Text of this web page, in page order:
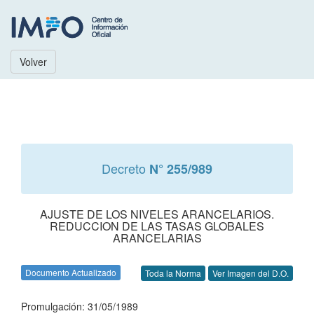
Volver
Decreto N° 255/989
AJUSTE DE LOS NIVELES ARANCELARIOS.
REDUCCION DE LAS TASAS GLOBALES
ARANCELARIAS
Documento Actualizado Toda la Norma Ver Imagen del D.O.
Promulgación: 31/05/1989